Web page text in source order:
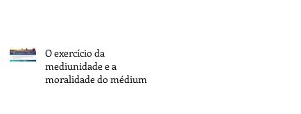
O exercício da
mediunidade e a
moralidade do médium